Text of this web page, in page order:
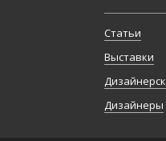
Статьи
Выставки
Дизайнеры